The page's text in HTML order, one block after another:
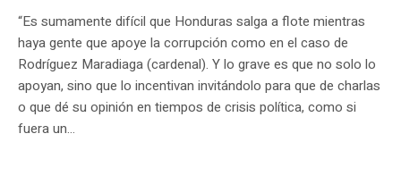
“Es sumamente difícil que Honduras salga a flote mientras
haya gente que apoye la corrupción como en el caso de
Rodríguez Maradiaga (cardenal). Y lo grave es que no solo lo
apoyan, sino que lo incentivan invitándolo para que de charlas
o que dé su opinión en tiempos de crisis política, como si
fuera un...